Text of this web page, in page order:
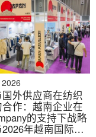
和饮料 -
2025 - 越南
- 越南国际
外供应商在纺织
作：越南企业在
的支持下战略
年越南国际纺